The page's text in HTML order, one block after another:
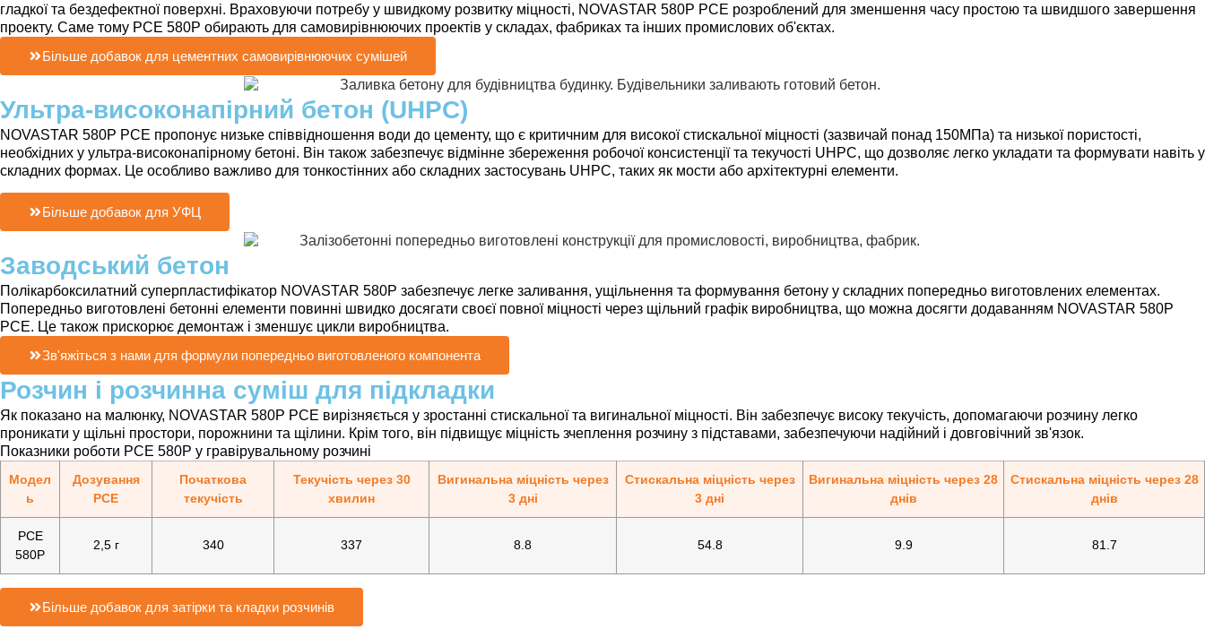
гладкої та бездефектної поверхні. Враховуючи потребу у швидкому розвитку міцності, NOVASTAR 580P PCE розроблений для зменшення часу простою та швидшого завершення
проекту. Саме тому PCE 580P обирають для самовирівнюючих проектів у складах, фабриках та інших промислових об'єктах.
Більше добавок для цементних самовирівнюючих сумішей
Ультра-високонапірний бетон (UHPC)
NOVASTAR 580P PCE пропонує низьке співвідношення води до цементу, що є критичним для високої стискальної міцності (зазвичай понад 150МПа) та низької пористості,
необхідних у ультра-високонапірному бетоні. Він також забезпечує відмінне збереження робочої консистенції та текучості UHPC, що дозволяє легко укладати та формувати навіть у
складних формах. Це особливо важливо для тонкостінних або складних застосувань UHPC, таких як мости або архітектурні елементи.
Більше добавок для УФЦ
Заводський бетон
Полікарбоксилатний суперпластифікатор NOVASTAR 580P забезпечує легке заливання, ущільнення та формування бетону у складних попередньо виготовлених елементах.
Попередньо виготовлені бетонні елементи повинні швидко досягати своєї повної міцності через щільний графік виробництва, що можна досягти додаванням NOVASTAR 580P
PCE. Це також прискорює демонтаж і зменшує цикли виробництва.
Зв'яжіться з нами для формули попередньо виготовленого компонента
Розчин і розчинна суміш для підкладки
Як показано на малюнку, NOVASTAR 580P PCE вирізняється у зростанні стискальної та вигинальної міцності. Він забезпечує високу текучість, допомагаючи розчину легко
проникати у щільні простори, порожнини та щілини. Крім того, він підвищує міцність зчеплення розчину з підставами, забезпечуючи надійний і довговічний зв'язок.
Показники роботи PCE 580P у гравірувальному розчині
Модел
ь
Дозування
PCE
Початкова
текучість
Текучість через 30
хвилин
Вигинальна міцність через
3 дні
Стискальна міцність через
3 дні
Вигинальна міцність через 28
днів
Стискальна міцність через 28
днів
PCE
580P
2,5 г 340 337 8.8 54.8 9.9 81.7
Більше добавок для затірки та кладки розчинів